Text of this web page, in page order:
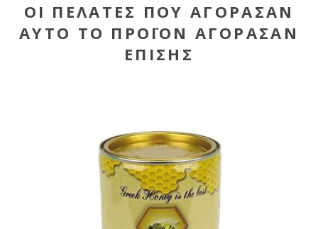
ΟΙ ΠΕΛΆΤΕΣ ΠΟΥ ΑΓΌΡΑΣΑΝ
ΑΥΤΌ ΤΟ ΠΡΟΪΌΝ ΑΓΌΡΑΣΑΝ
ΕΠΊΣΗΣ